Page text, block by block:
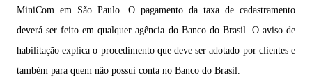
MiniCom em São Paulo. O pagamento da taxa de cadastramento
deverá ser feito em qualquer agência do Banco do Brasil. O aviso de
habilitação explica o procedimento que deve ser adotado por clientes e
também para quem não possui conta no Banco do Brasil.